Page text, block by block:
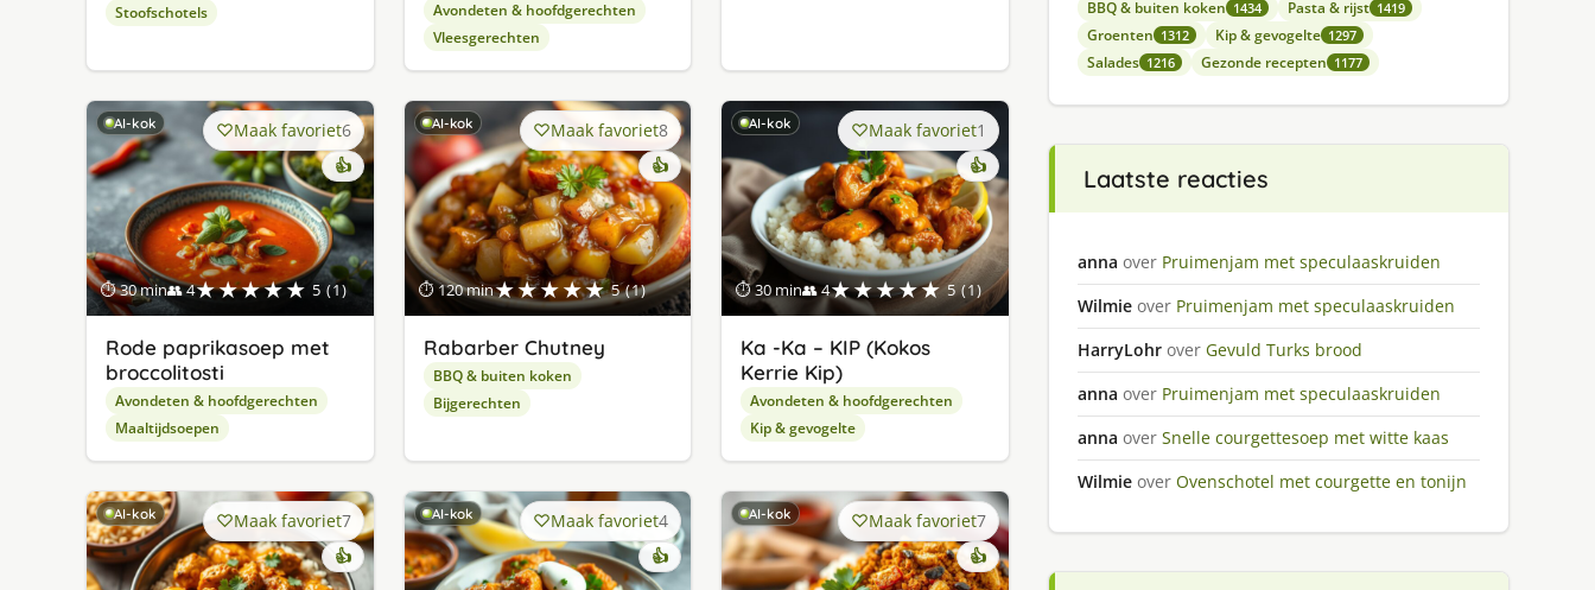
Stoofschotels
Avondeten & hoofdgerechten
Vleesgerechten
AI-kok
⏱ 30 min👥 4★★★★★ 5 (1)
Maak favoriet6
👍
Rode paprikasoep met
broccolitosti
Avondeten & hoofdgerechten
Maaltijdsoepen
AI-kok
⏱ 120 min★★★★★ 5 (1)
Maak favoriet8
👍
Rabarber Chutney
BBQ & buiten koken
Bijgerechten
AI-kok
⏱ 30 min👥 4★★★★★ 5 (1)
Maak favoriet1
👍
Ka -Ka – KIP (Kokos
Kerrie Kip)
Avondeten & hoofdgerechten
Kip & gevogelte
AI-kok Maak favoriet7
👍
AI-kok Maak favoriet4
👍
AI-kok Maak favoriet7
👍
BBQ & buiten koken 1434 Pasta & rijst 1419
Groenten 1312 Kip & gevogelte 1297
Salades 1216 Gezonde recepten 1177
Laatste reacties
anna over Pruimenjam met speculaaskruiden
Wilmie over Pruimenjam met speculaaskruiden
HarryLohr over Gevuld Turks brood
anna over Pruimenjam met speculaaskruiden
anna over Snelle courgettesoep met witte kaas
Wilmie over Ovenschotel met courgette en tonijn